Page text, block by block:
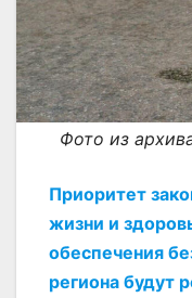
Фото из
Приоритет
жизни и
обеспечения
региона будут